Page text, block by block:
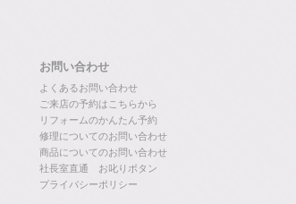
お問い合わせ
よくあるお問い合わせ
ご来店の予約はこちらから
リフォームのかんたん予約
修理についてのお問い合わせ
商品についてのお問い合わせ
社長室直通 お叱りボタン
プライバシーポリシー